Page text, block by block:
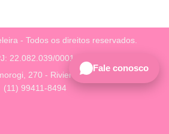
- Todos os direitos reservados.
22.082.039/0001-38
270 - Riviera, São Paulo - SP
(11) 99411-8494
Fale conosco